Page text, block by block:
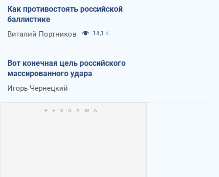
Как противостоять российской
баллистике
Виталий Портников 18,1 т.
Вот конечная цель российского
массированного удара
Игорь Чернецкий